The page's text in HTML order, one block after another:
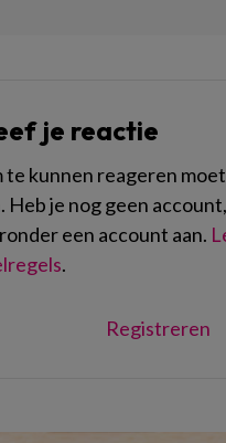
je reactie
te kunnen reageren
Heb je nog geen
een account aan.
.
Registreren